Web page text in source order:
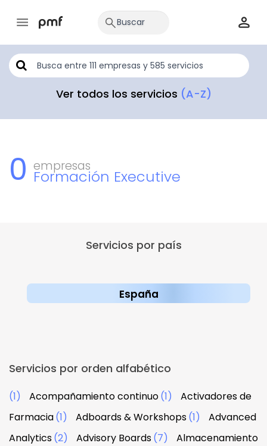
Ver todos los servicios (A-Z)
0 empresas
Formación Executive
Servicios por país
España
Servicios por orden alfabético
(1) Acompañamiento continuo(1)
Activadores de
Farmacia(1) Adboards & Workshops(1)
Advanced
Analytics(2) Advisory Boards(7)
Almacenamiento